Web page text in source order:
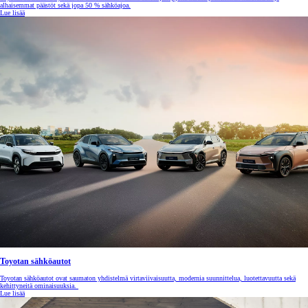
alhaisemmat päästöt sekä jopa 50 % sähköajoa.
Lue lisää
Toyotan sähköautot
Toyotan sähköautot ovat saumaton yhdistelmä virtaviivaisuutta, modernia suunnittelua, luotettavuutta sekä
kehittyneitä ominaisuuksia.
Lue lisää